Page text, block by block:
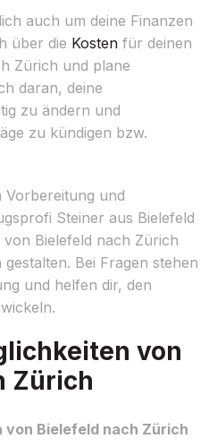
auch um deine Finanzen
über die Kosten für deinen
Zürich und plane
daran, deine
zu ändern und
zu kündigen bzw.
Vorbereitung und
Steiner aus Bielefeld
Bielefeld nach Zürich
Bei Fragen stehen
und helfen dir, den
von
Zürich
Bielefeld nach Zürich